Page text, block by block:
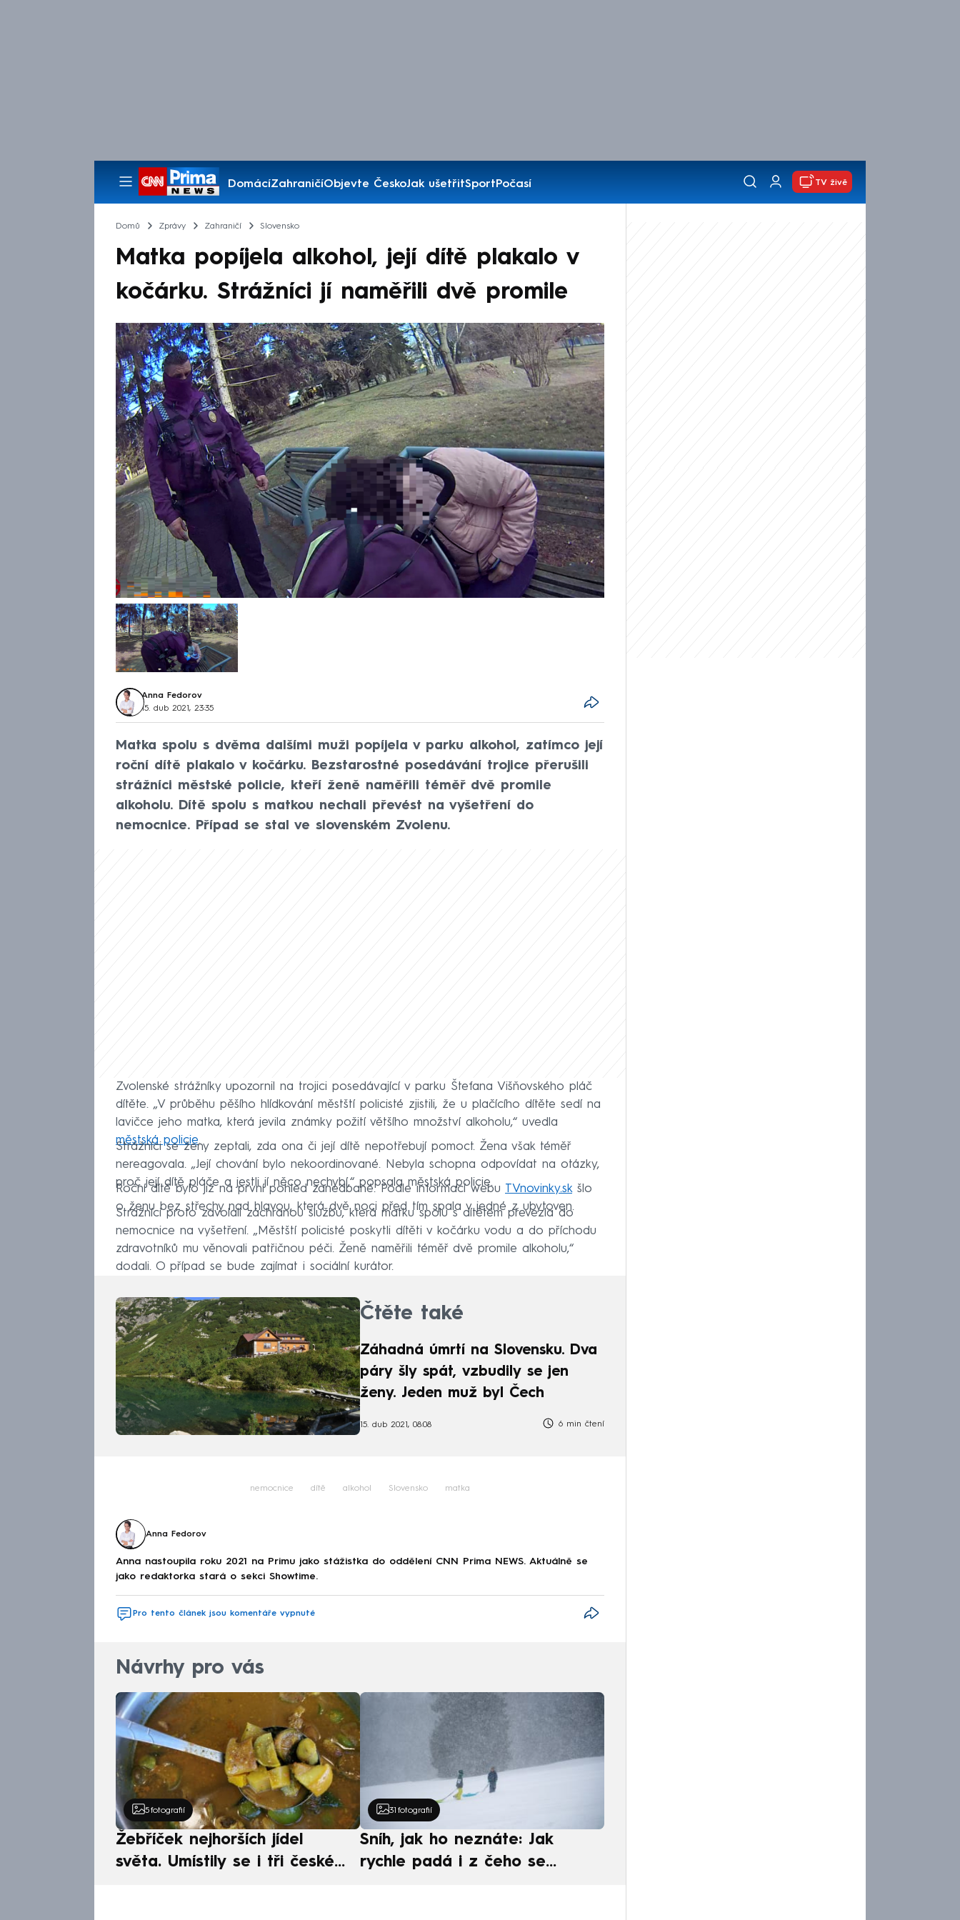
DomácíZahraničíObjevte ČeskoJak ušetřitSportPočasí
Pořady
TV živě
Domů Zprávy Zahraničí Slovensko
Matka popíjela alkohol, její dítě plakalo v
kočárku. Strážníci jí naměřili dvě promile
Anna Fedorov
15. dub 2021, 23:35
Matka spolu s dvěma dalšími muži popíjela v parku alkohol, zatímco její
roční dítě plakalo v kočárku. Bezstarostné posedávání trojice přerušili
strážníci městské policie, kteří ženě naměřili téměř dvě promile
alkoholu. Dítě spolu s matkou nechali převést na vyšetření do
nemocnice. Případ se stal ve slovenském Zvolenu.
Zvolenské strážníky upozornil na trojici posedávající v parku Štefana Višňovského pláč
dítěte. „V průběhu pěšího hlídkování městští policisté zjistili, že u plačícího dítěte sedí na
lavičce jeho matka, která jevila známky požití většího množství alkoholu,“ uvedla
městská policie.
Strážníci se ženy zeptali, zda ona či její dítě nepotřebují pomoct. Žena však téměř
nereagovala. „Její chování bylo nekoordinované. Nebyla schopna odpovídat na otázky,
proč její dítě pláče a jestli jí něco nechybí,“ popsala městská policie.
Roční dítě bylo již na první pohled zanedbané. Podle informací webu TVnovinky.skšlo
o ženu bez střechy nad hlavou, která dvě noci před tím spala v jedné z ubytoven.
Strážníci proto zavolali záchranou službu, která matku spolu s dítětem převezla do
nemocnice na vyšetření. „Městští policisté poskytli dítěti v kočárku vodu a do příchodu
zdravotníků mu věnovali patřičnou péči. Ženě naměřili téměř dvě promile alkoholu,“
dodali. O případ se bude zajímat i sociální kurátor.
Čtěte také
Záhadná úmrtí na Slovensku. Dva
páry šly spát, vzbudily se jen
ženy. Jeden muž byl Čech
15. dub 2021, 08:08 6 min čtení
nemocnice dítě alkohol Slovensko matka
Anna Fedorov
Anna nastoupila roku 2021 na Primu jako stážistka do oddělení CNN Prima NEWS. Aktuálně se
jako redaktorka stará o sekci Showtime.
Pro tento článek jsou komentáře vypnuté
Návrhy pro vás
5 fotografií
Žebříček nejhorších jídel
světa. Umístily se i tři české
31 fotografií
Sníh, jak ho neznáte: Jak
rychle padá i z čeho se